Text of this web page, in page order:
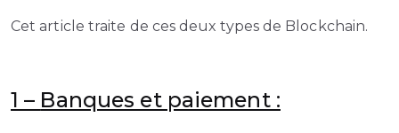
Cet article traite de ces deux types de Blockchain.
1 – Banques et paiement :